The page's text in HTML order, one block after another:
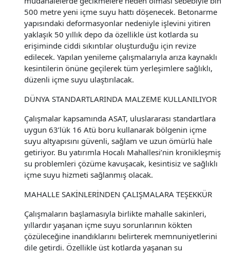
500 metre yeni içme suyu hattı döşenecek. Betonarme
yapısındaki deformasyonlar nedeniyle işlevini yitiren
yaklaşık 50 yıllık depo da özellikle üst kotlarda su
erişiminde ciddi sıkıntılar oluşturduğu için revize
edilecek. Yapılan yenileme çalışmalarıyla arıza kaynaklı
kesintilerin önüne geçilerek tüm yerleşimlere sağlıklı,
düzenli içme suyu ulaştırılacak.
DÜNYA STANDARTLARINDA MALZEME KULLANILIYOR
Çalışmalar kapsamında ASAT, uluslararası standartlara
uygun 63’lük 16 Atü boru kullanarak bölgenin içme
suyu altyapısını güvenli, sağlam ve uzun ömürlü hale
getiriyor. Bu yatırımla Hocalı Mahallesi’nin kronikleşmiş
su problemleri çözüme kavuşacak, kesintisiz ve sağlıklı
içme suyu hizmeti sağlanmış olacak.
MAHALLE SAKİNLERİNDEN ÇALIŞMALARA TEŞEKKÜR
Çalışmaların başlamasıyla birlikte mahalle sakinleri,
yıllardır yaşanan içme suyu sorunlarının kökten
çözüleceğine inandıklarını belirterek memnuniyetlerini
dile getirdi. Özellikle üst kotlarda yaşanan su